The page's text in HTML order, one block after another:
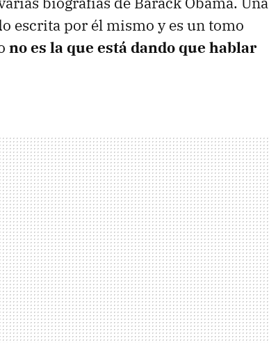
escrita por él mismo y es un tomo
no es la que está dando que hablar